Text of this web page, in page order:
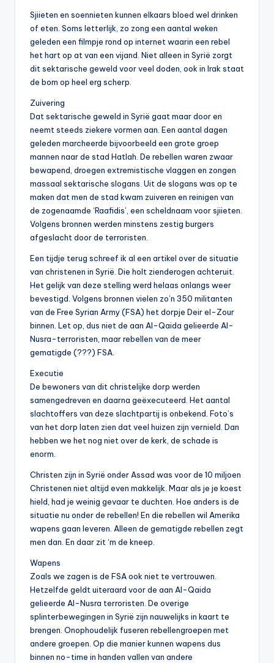
Sjiieten en soennieten kunnen elkaars bloed wel drinken
of eten. Soms letterlijk, zo zong een aantal weken
geleden een filmpje rond op internet waarin een rebel
het hart op at van een vijand. Niet alleen in Syrië zorgt
dit sektarische geweld voor veel doden, ook in Irak staat
de bom op heel erg scherp.
Zuivering
Dat sektarische geweld in Syrië gaat maar door en
neemt steeds ziekere vormen aan. Een aantal dagen
geleden marcheerde bijvoorbeeld een grote groep
mannen naar de stad Hatlah. De rebellen waren zwaar
bewapend, droegen extremistische vlaggen en zongen
massaal sektarische slogans. Uit de slogans was op te
maken dat men de stad kwam zuiveren en reinigen van
de zogenaamde ‘Raafidis’, een scheldnaam voor sjiieten.
Volgens bronnen werden minstens zestig burgers
afgeslacht door de terroristen.
Een tijdje terug schreef ik al een artikel over de situatie
van christenen in Syrië. Die holt zienderogen achteruit.
Het gelijk van deze stelling werd helaas onlangs weer
bevestigd. Volgens bronnen vielen zo’n 350 militanten
van de Free Syrian Army (FSA) het dorpje Deir el-Zour
binnen. Let op, dus niet de aan Al-Qaida gelieerde Al-
Nusra-terroristen, maar rebellen van de meer
gematigde (???) FSA.
Executie
De bewoners van dit christelijke dorp werden
samengedreven en daarna geëxecuteerd. Het aantal
slachtoffers van deze slachtpartij is onbekend. Foto’s
van het dorp laten zien dat veel huizen zijn vernield. Dan
hebben we het nog niet over de kerk, de schade is
enorm.
Christen zijn in Syrië onder Assad was voor de 10 miljoen
Christenen niet altijd even makkelijk. Maar als je je koest
hield, had je weinig gevaar te duchten. Hoe anders is de
situatie nu onder de rebellen! En die rebellen wil Amerika
wapens gaan leveren. Alleen de gematigde rebellen zegt
men dan. En daar zit ‘m de kneep.
Wapens
Zoals we zagen is de FSA ook niet te vertrouwen.
Hetzelfde geldt uiteraard voor de aan Al-Qaida
gelieerde Al-Nusra terroristen. De overige
splinterbewegingen in Syrië zijn nauwelijks in kaart te
brengen. Onophoudelijk fuseren rebellengroepen met
andere groepen. Op die manier kunnen wapens dus
binnen no-time in handen vallen van andere